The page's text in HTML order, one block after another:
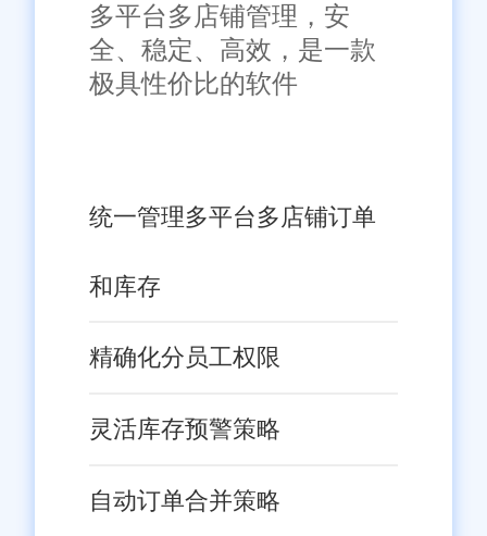
多平台多店铺管理，安
全、稳定、高效，是一款
极具性价比的软件
统一管理多平台多店铺订单
和库存
精确化分员工权限
灵活库存预警策略
自动订单合并策略